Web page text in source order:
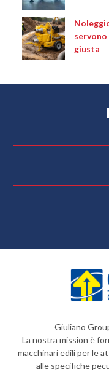
servono
giusta
Giuliano
La nostra mission è
macchinari edili per le
alle specifiche